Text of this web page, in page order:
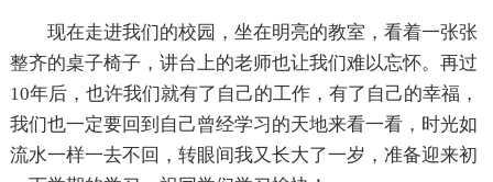
现在走进我们的校园，坐在明亮的教室，看着一张张
整齐的桌子椅子，讲台上的老师也让我们难以忘怀。再过
10年后，也许我们就有了自己的工作，有了自己的幸福，
我们也一定要回到自己曾经学习的天地来看一看，时光如
流水一样一去不回，转眼间我又长大了一岁，准备迎来初